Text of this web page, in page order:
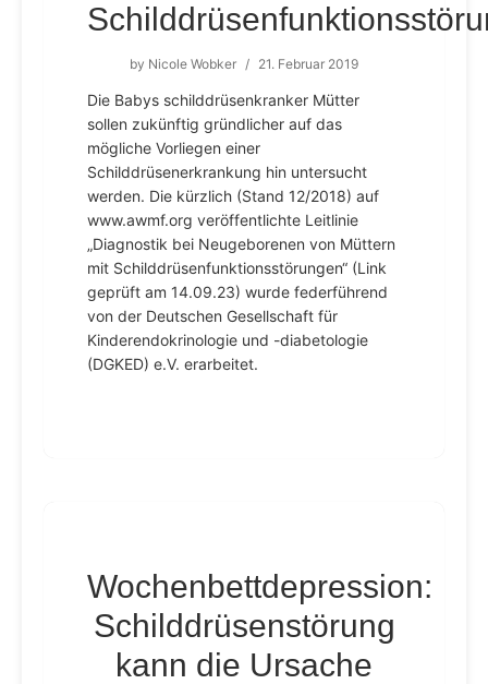
by Nicole Wobker / 21. Februar 2019
Die Babys schilddrüsenkranker Mütter
sollen zukünftig gründlicher auf das
mögliche Vorliegen einer
Schilddrüsenerkrankung hin untersucht
werden. Die kürzlich (Stand 12/2018) auf
www.awmf.org veröffentlichte Leitlinie
„Diagnostik bei Neugeborenen von Müttern
mit Schilddrüsenfunktionsstörungen“ (Link
geprüft am 14.09.23) wurde federführend
von der Deutschen Gesellschaft für
Kinderendokrinologie und -diabetologie
(DGKED) e.V. erarbeitet.
Wochenbettdepression:
Schilddrüsenstörung
kann die Ursache